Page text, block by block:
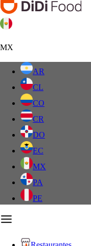
MX
AR
CL
CO
CR
DO
EC
MX
PA
PE